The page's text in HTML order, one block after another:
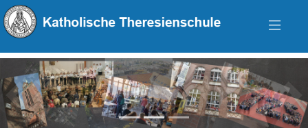
zurück